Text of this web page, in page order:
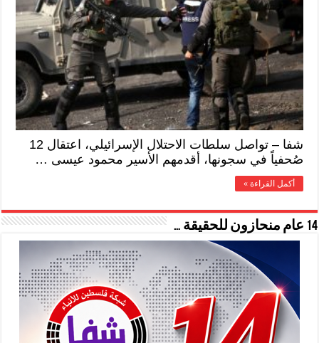
شفا – تواصل سلطات الاحتلال الإسرائيلي، اعتقال 12
صُحفياً في سجونها، أقدمهم الأسير محمود عيسى …
أكمل القراءة »
14 عام منحازون للحقيقة …